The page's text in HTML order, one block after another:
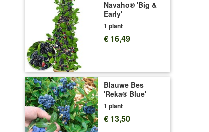
Navaho® 'Big &
Early'
1 plant
€ 16,49
Blauwe Bes
'Reka® Blue'
1 plant
€ 13,50